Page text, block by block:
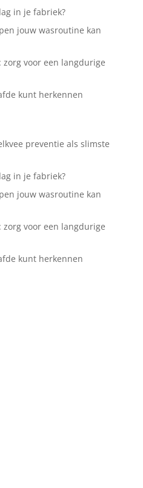
in je fabriek?
jouw wasroutine kan
zorg voor een langdurige
kunt herkennen
preventie als slimste
in je fabriek?
jouw wasroutine kan
zorg voor een langdurige
kunt herkennen